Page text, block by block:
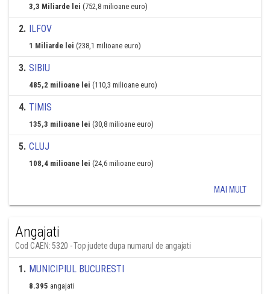
3,3 Miliarde lei (752,8 milioane euro)
2. ILFOV
1 Miliarde lei (238,1 milioane euro)
3. SIBIU
485,2 milioane lei (110,3 milioane euro)
4. TIMIS
135,3 milioane lei (30,8 milioane euro)
5. CLUJ
108,4 milioane lei (24,6 milioane euro)
MAI MULT
Angajati
Cod CAEN: 5320 - Top judete dupa numarul de angajati
1. MUNICIPIUL BUCURESTI
8.395 angajati